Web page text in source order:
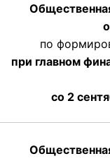
по
при главном
со 2